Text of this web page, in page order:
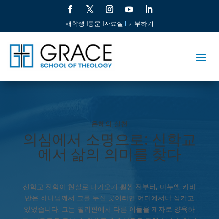
재학생 |동문 |자료실 | 기부하기
은혜의 실천
의심에서 소명으로: 신학교
에서 삶의 의미를 찾다
신학교 진학이 현실로 다가오기 훨씬 전부터, 마누엘 카바
반은 하나님께서 그를 두신 곳이라면 어디에서나 섬기고
있었습니다. 그는 필리핀에서 다른 이들을 제자로 양육하